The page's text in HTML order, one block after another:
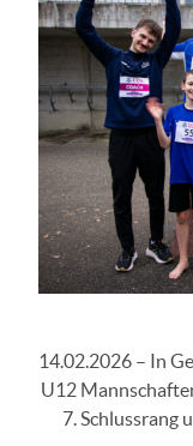
14.02.2026 – In
U12
7. Schlussrang